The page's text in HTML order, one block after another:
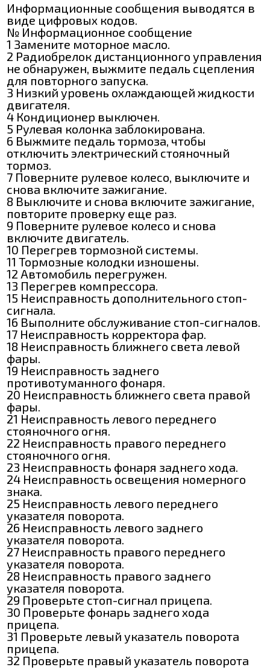
Информационные сообщения выводятся в
виде цифровых кодов.
№ Информационное сообщение
1 Замените моторное масло.
2 Радиобрелок дистанционного управления
не обнаружен, выжмите педаль сцепления
для повторного запуска.
3 Низкий уровень охлаждающей жидкости
двигателя.
4 Кондиционер выключен.
5 Рулевая колонка заблокирована.
6 Выжмите педаль тормоза, чтобы
отключить электрический стояночный
тормоз.
7 Поверните рулевое колесо, выключите и
снова включите зажигание.
8 Выключите и снова включите зажигание,
повторите проверку еще раз.
9 Поверните рулевое колесо и снова
включите двигатель.
10 Перегрев тормозной системы.
11 Тормозные колодки изношены.
12 Автомобиль перегружен.
13 Перегрев компрессора.
15 Неисправность дополнительного стоп-
сигнала.
16 Выполните обслуживание стоп-сигналов.
17 Неисправность корректора фар.
18 Неисправность ближнего света левой
фары.
19 Неисправность заднего
противотуманного фонаря.
20 Неисправность ближнего света правой
фары.
21 Неисправность левого переднего
стояночного огня.
22 Неисправность правого переднего
стояночного огня.
23 Неисправность фонаря заднего хода.
24 Неисправность освещения номерного
знака.
25 Неисправность левого переднего
указателя поворота.
26 Неисправность левого заднего
указателя поворота.
27 Неисправность правого переднего
указателя поворота.
28 Неисправность правого заднего
указателя поворота.
29 Проверьте стоп-сигнал прицепа.
30 Проверьте фонарь заднего хода
прицепа.
31 Проверьте левый указатель поворота
прицепа.
32 Проверьте правый указатель поворота